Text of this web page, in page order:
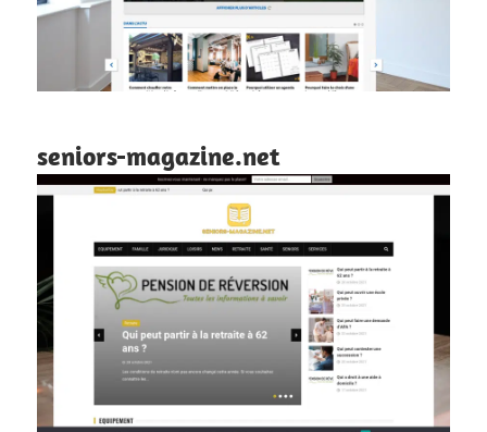
seniors-magazine.net